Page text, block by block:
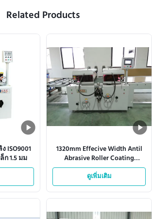
Related Products
ISO9001
1.5 มม
1320mm Effecive Width Antil
Abrasive Roller Coating
Equipment 10KW
ดูเพิ่มเติม